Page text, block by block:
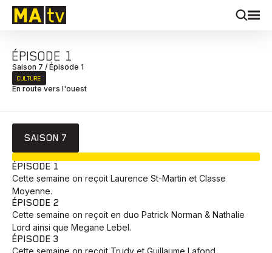
ÉPISODE 1
Saison 7 / Épisode 1
CULTURE
En route vers l'ouest
SAISON 7
ÉPISODE 1
Cette semaine on reçoit Laurence St-Martin et Classe
Moyenne.
ÉPISODE 2
Cette semaine on reçoit en duo Patrick Norman & Nathalie
Lord ainsi que Megane Lebel.
ÉPISODE 3
Cette semaine on reçoit Trudy et Guillaume Lafond.